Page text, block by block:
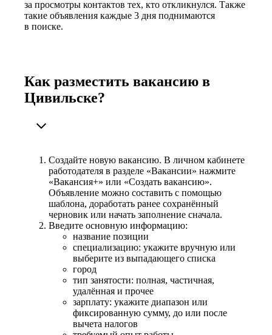
за просмотры контактов тех, кто откликнулся. Также
такие объявления каждые 3 дня поднимаются
в поиске.
Как разместить вакансию в
Цивильске?
Создайте новую вакансию. В личном кабинете
работодателя в разделе «Вакансии» нажмите
«Вакансия+» или «Создать вакансию».
Объявление можно составить с помощью
шаблона, доработать ранее сохранённый
черновик или начать заполнение сначала.
Введите основную информацию:
название позиции
специализацию: укажите вручную или
выберите из выпадающего списка
город
тип занятости: полная, частичная,
удалённая и прочее
зарплату: укажите диапазон или
фиксированную сумму, до или после
вычета налогов